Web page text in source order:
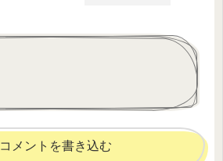
コメントを書き込む